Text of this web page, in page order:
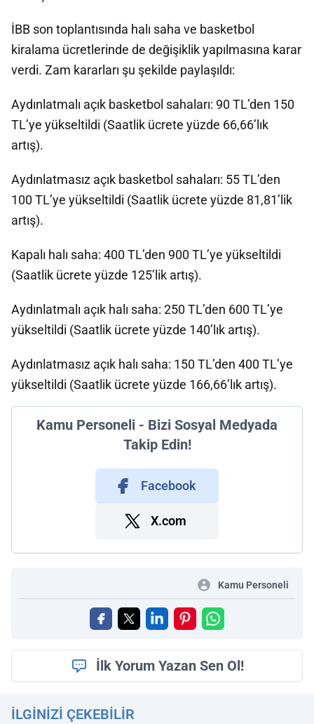
İBB son toplantısında halı saha ve basketbol
kiralama ücretlerinde de değişiklik yapılmasına karar
verdi. Zam kararları şu şekilde paylaşıldı:
Aydınlatmalı açık basketbol sahaları: 90 TL’den 150
TL’ye yükseltildi (Saatlik ücrete yüzde 66,66’lık
artış).
Aydınlatmasız açık basketbol sahaları: 55 TL’den
100 TL’ye yükseltildi (Saatlik ücrete yüzde 81,81’lik
artış).
Kapalı halı saha: 400 TL’den 900 TL’ye yükseltildi
(Saatlik ücrete yüzde 125’lik artış).
Aydınlatmalı açık halı saha: 250 TL’den 600 TL’ye
yükseltildi (Saatlik ücrete yüzde 140’lık artış).
Aydınlatmasız açık halı saha: 150 TL’den 400 TL’ye
yükseltildi (Saatlik ücrete yüzde 166,66’lık artış).
Kamu Personeli - Bizi Sosyal Medyada
Takip Edin!
Facebook
X.com
Kamu Personeli
İlk Yorum Yazan Sen Ol!
İLGINIZI ÇEKEBILIR